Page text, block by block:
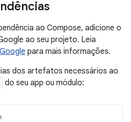
ao Compose, adicione o
ao seu projeto. Leia
para mais informações.
dos artefatos necessários ao
do seu app ou módulo: